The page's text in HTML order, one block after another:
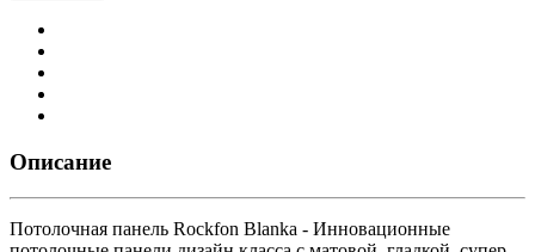
Описание
Потолочная панель Rockfon Blanka - Инновационные